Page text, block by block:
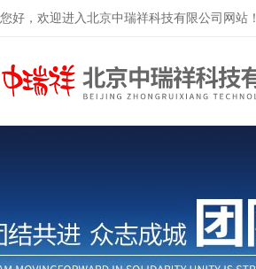
您好，欢迎进入北京中瑞祥科技有限公司网站！